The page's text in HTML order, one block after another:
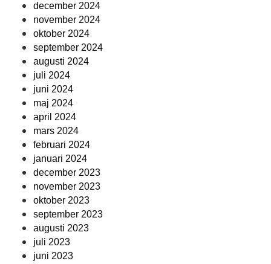
december 2024
november 2024
oktober 2024
september 2024
augusti 2024
juli 2024
juni 2024
maj 2024
april 2024
mars 2024
februari 2024
januari 2024
december 2023
november 2023
oktober 2023
september 2023
augusti 2023
juli 2023
juni 2023